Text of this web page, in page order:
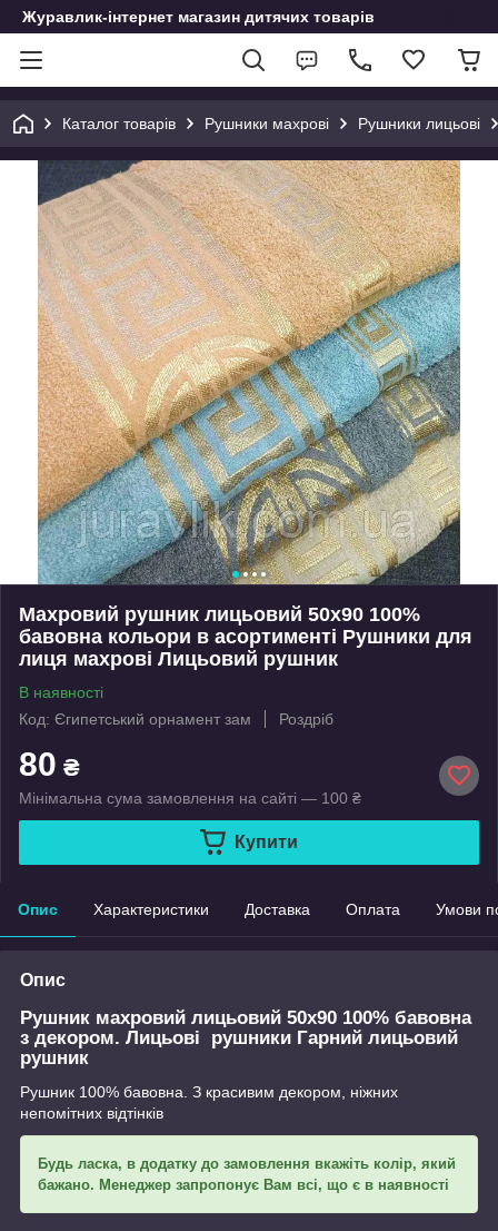
Журавлик-інтернет магазин дитячих товарів
Каталог товарів Рушники махрові Рушники лицьові
Махровий рушник лицьовий 50х90 100%
бавовна кольори в асортименті Рушники для
лиця махрові Лицьовий рушник
В наявності
Код: Єгипетський орнамент зам
Роздріб
80 ₴
Мінімальна сума замовлення на сайті — 100 ₴
Купити
Опис Характеристики Доставка Оплата Умови
Опис
Рушник махровий лицьовий 50х90 100% бавовна
з декором. Лицьові рушники Гарний лицьовий
рушник
Рушник 100% бавовна. З красивим декором, ніжних
непомітних відтінків
Будь ласка, в додатку до замовлення вкажіть колір, який
бажано. Менеджер запропонує Вам всі, що є в наявності